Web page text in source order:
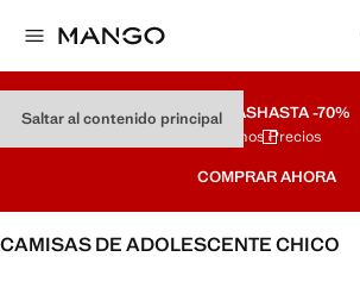
Saltar al contenido principal
REBAJASHASTA -70%
Últimos Precios
COMPRAR AHORA
CAMISAS DE ADOLESCENTE CHICO